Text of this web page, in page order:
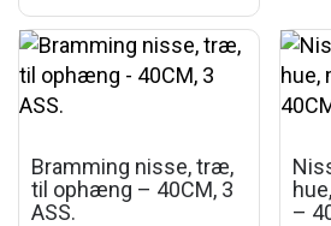
Bramming nisse, træ,
til ophæng – 40CM, 3
ASS.
–